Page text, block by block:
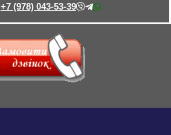
+7 (978) 043-53-39